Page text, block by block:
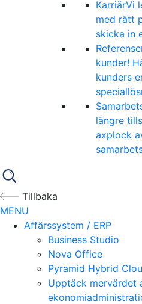
KarriärVi
med rätt
skicka in
kunder!
kunders
längre
axplock
Tillbaka
MENU
Affärssystem / ERP
Business Studio
Nova Office
Pyramid Hybrid
Upptäck mervärdet